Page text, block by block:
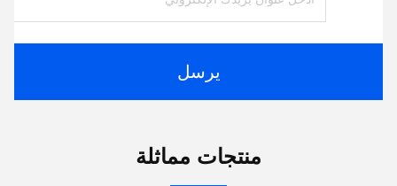
يرسل
منتجات مماثلة